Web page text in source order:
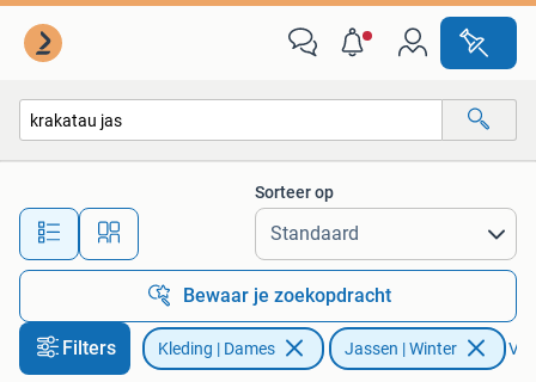
Alle afstanden…
Sorteer op
Bewaar je zoekopdracht
Filters Kleding | Dames Jassen | Winter